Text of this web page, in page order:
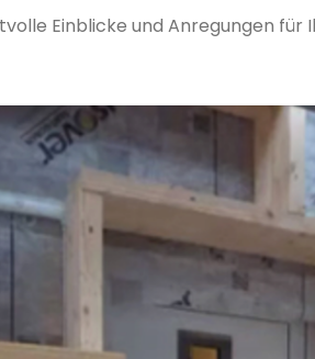
Einblicke und Anregungen für